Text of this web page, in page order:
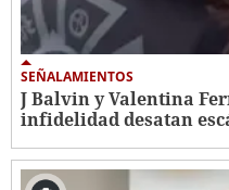
SEÑALAMIENTOS
J Balvin y Valentina
infidelidad desatan